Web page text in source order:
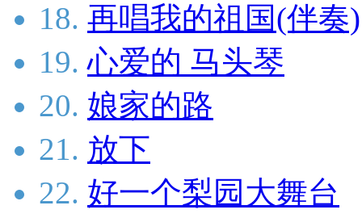
18. 再唱我的祖国(伴奏)
19. 心爱的 马头琴
20. 娘家的路
21. 放下
22. 好一个梨园大舞台